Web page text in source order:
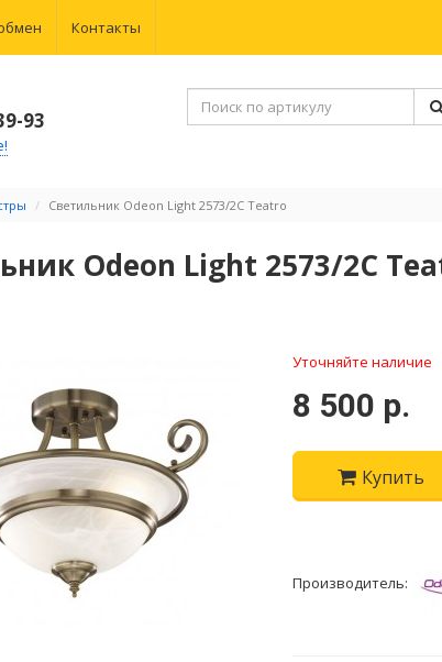
Контакты
93
Светильник Odeon Light 2573/2C Teatro
Odeon Light 2573/2C
Уточняйте наличие
8 500 р.
Купить
Производитель: